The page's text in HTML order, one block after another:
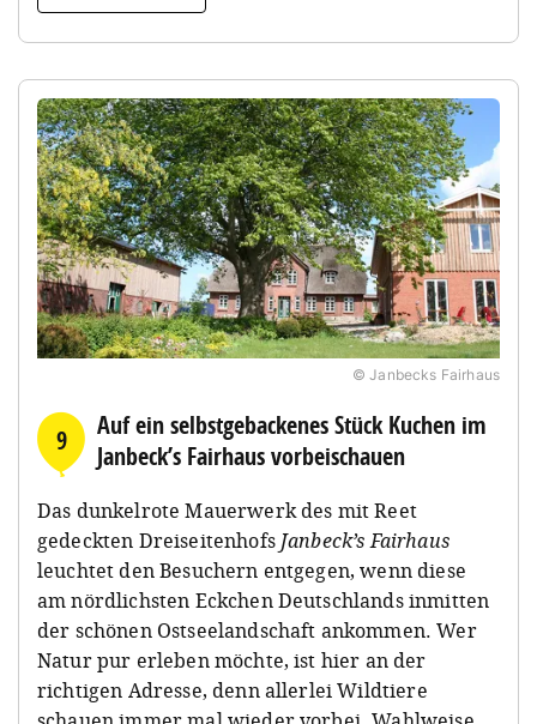
© Janbecks Fairhaus
9
Auf ein selbstgebackenes Stück Kuchen im
Janbeck’s Fairhaus vorbeischauen
Das dunkelrote Mauerwerk des mit Reet
gedeckten Dreiseitenhofs Janbeck’s Fairhaus
leuchtet den Besuchern entgegen, wenn diese
am nördlichsten Eckchen Deutschlands inmitten
der schönen Ostseelandschaft ankommen. Wer
Natur pur erleben möchte, ist hier an der
richtigen Adresse, denn allerlei Wildtiere